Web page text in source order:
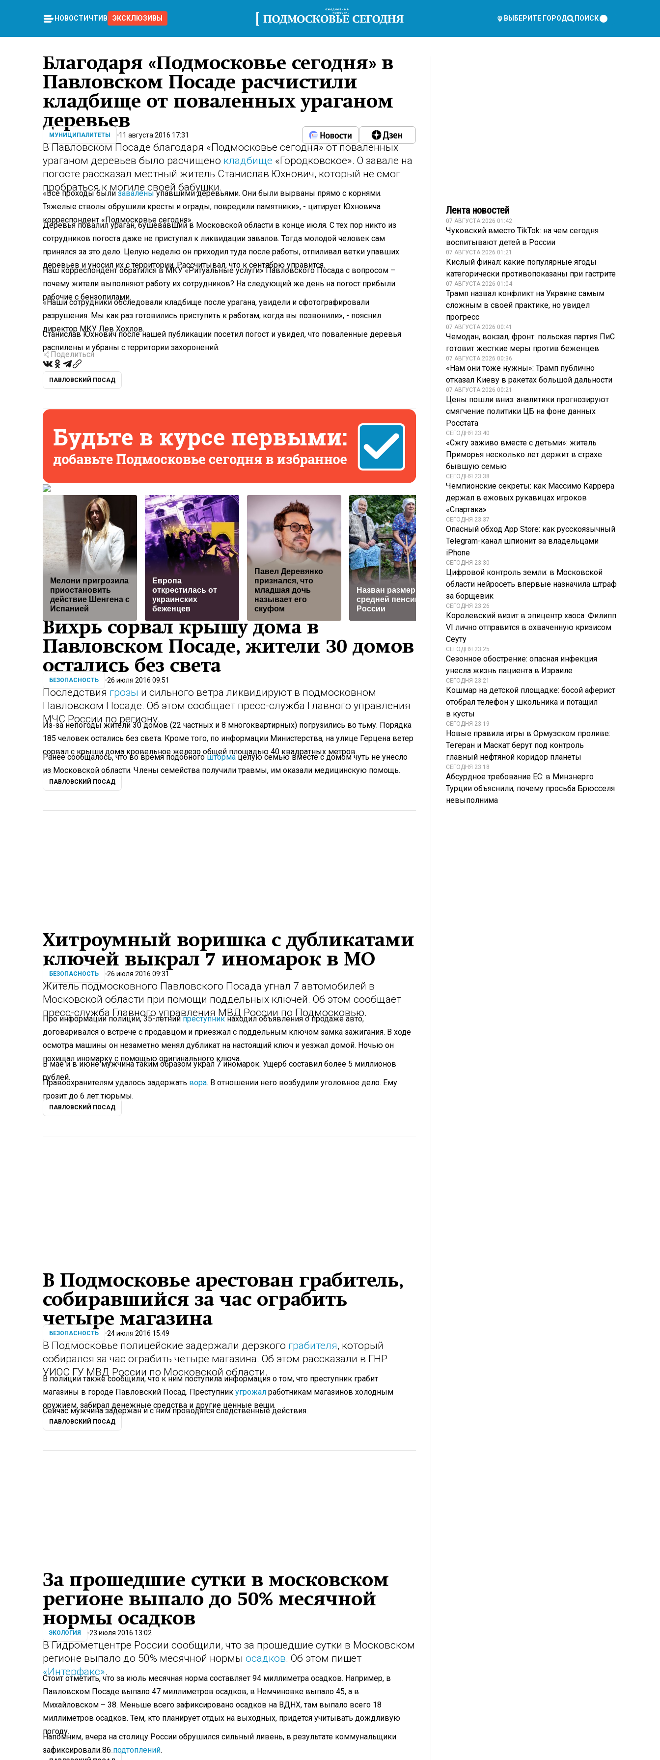
НОВОСТИ ЧТИВО ЭКСКЛЮЗИВЫ ВЫБЕРИТЕ ГОРОД ПОИСК
Благодаря «Подмосковье сегодня» в
Павловском Посаде расчистили
кладбище от поваленных ураганом
деревьев
МУНИЦИПАЛИТЕТЫ 11 августа 2016 17:31
В Павловском Посаде благодаря «Подмосковье сегодня» от поваленных
ураганом деревьев было расчищено кладбище «Городковское». О завале на
погосте рассказал местный житель Станислав Юхнович, который не смог
пробраться к могиле своей бабушки.
«Все проходы былизаваленыупавшими деревьями. Они были вырваны прямо с корнями.
Тяжелые стволы обрушили кресты и ограды, повредили памятники», - цитирует Юхновича
корреспондент «Подмосковье сегодня».
Деревья повалил ураган, бушевавший в Московской области в конце июля. С тех пор никто из
сотрудников погоста даже не приступал к ликвидации завалов. Тогда молодой человек сам
принялся за это дело. Целую неделю он приходил туда после работы, отпиливал ветки упавших
деревьев и уносил их с территории. Рассчитывал, что к сентябрю управится.
Наш корреспондент обратился в МКУ «Ритуальные услуги» Павловского Посада с вопросом –
почему жители выполняют работу их сотрудников? На следующий же день на погост прибыли
рабочие с бензопилами.
«Наши сотрудники обследовали кладбище после урагана, увидели и сфотографировали
разрушения. Мы как раз готовились приступить к работам, когда вы позвонили», - пояснил
директор МКУ Лев Хохлов.
Станислав Юхнович после нашей публикации посетил погост и увидел, что поваленные деревья
распилены и убраны с территории захоронений.
Поделиться
ПАВЛОВСКИЙ ПОСАД
Мелони пригрозила
приостановить
действие Шенгена с
Испанией
Европа
открестилась от
украинских
беженцев
Павел Деревянко
признался, что
младшая дочь
называет его
скуфом
Назван размер
средней пенсии в
России
Может ли
президент
Казахстана помочь
переговорам
Москвы и Киева
Залужный
высказался:
Вихрь сорвал крышу дома в
Павловском Посаде, жители 30 домов
остались без света
БЕЗОПАСНОСТЬ 26 июля 2016 09:51
Последствия грозы и сильного ветра ликвидируют в подмосковном
Павловском Посаде. Об этом сообщает пресс-служба Главного управления
МЧС России по региону.
Из-за непогоды жители 30 домов (22 частных и 8 многоквартирных) погрузились во тьму. Порядка
185 человек остались без света. Кроме того, по информации Министерства, на улице Герцена ветер
сорвал с крыши дома кровельное железо общей площадью 40 квадратных метров.
Ранее сообщалось, что во время подобногоштормацелую семью вместе с домом чуть не унесло
из Московской области. Члены семейства получили травмы, им оказали медицинскую помощь.
ПАВЛОВСКИЙ ПОСАД
Хитроумный воришка с дубликатами
ключей выкрал 7 иномарок в МО
БЕЗОПАСНОСТЬ 26 июля 2016 09:31
Житель подмосковного Павловского Посада угнал 7 автомобилей в
Московской области при помощи поддельных ключей. Об этом сообщает
пресс-служба Главного управления МВД России по Подмосковью.
Про информации полиции, 35-летнийпреступникнаходил объявления о продаже авто,
договаривался о встрече с продавцом и приезжал с поддельным ключом замка зажигания. В ходе
осмотра машины он незаметно менял дубликат на настоящий ключ и уезжал домой. Ночью он
похищал иномарку с помощью оригинального ключа.
В мае и в июне мужчина таким образом украл 7 иномарок. Ущерб составил более 5 миллионов
рублей.
Правоохранителям удалось задержать вора. В отношении него возбудили уголовное дело. Ему
грозит до 6 лет тюрьмы.
ПАВЛОВСКИЙ ПОСАД
В Подмосковье арестован грабитель,
собиравшийся за час ограбить
четыре магазина
БЕЗОПАСНОСТЬ 24 июля 2016 15:49
В Подмосковье полицейские задержали дерзкого грабителя, который
собирался за час ограбить четыре магазина. Об этом рассказали в ГНР
УИОС ГУ МВД России по Московской области.
В полиции также сообщили, что к ним поступила информация о том, что преступник грабит
магазины в городе Павловский Посад. Преступник угрожал работникам магазинов холодным
оружием, забирал денежные средства и другие ценные вещи.
Сейчас мужчина задержан и с ним проводятся следственные действия.
ПАВЛОВСКИЙ ПОСАД
За прошедшие сутки в московском
регионе выпало до 50% месячной
нормы осадков
ЭКОЛОГИЯ 23 июля 2016 13:02
В Гидрометцентре России сообщили, что за прошедшие сутки в Московском
регионе выпало до 50% месячной нормы осадков. Об этом пишет
«Интерфакс».
Стоит отметить, что за июль месячная норма составляет 94 миллиметра осадков. Например, в
Павловском Посаде выпало 47 миллиметров осадков, в Немчиновке выпало 45, а в
Михайловском – 38. Меньше всего зафиксировано осадков на ВДНХ, там выпало всего 18
миллиметров осадков. Тем, кто планирует отдых на выходных, придется учитывать дождливую
погоду.
Напомним, вчера на столицу России обрушился сильный ливень, в результате коммунальщики
зафиксировали 86 подтоплений.
Лента новостей
07 АВГУСТА 2026 01:42
Чуковский вместо TikTok: на чем сегодня
воспитывают детей в России
07 АВГУСТА 2026 01:21
Кислый финал: какие популярные ягоды
категорически противопоказаны при гастрите
07 АВГУСТА 2026 01:04
Трамп назвал конфликт на Украине самым
сложным в своей практике, но увидел
прогресс
07 АВГУСТА 2026 00:41
Чемодан, вокзал, фронт: польская партия ПиС
готовит жесткие меры против беженцев
07 АВГУСТА 2026 00:36
«Нам они тоже нужны»: Трамп публично
отказал Киеву в ракетах большой дальности
07 АВГУСТА 2026 00:21
Цены пошли вниз: аналитики прогнозируют
смягчение политики ЦБ на фоне данных
Росстата
СЕГОДНЯ 23:40
«Сжгу заживо вместе с детьми»: житель
Приморья несколько лет держит в страхе
бывшую семью
СЕГОДНЯ 23:38
Чемпионские секреты: как Массимо Каррера
держал в ежовых рукавицах игроков
«Спартака»
СЕГОДНЯ 23:37
Опасный обход App Store: как русскоязычный
Telegram-канал шпионит за владельцами
iPhone
СЕГОДНЯ 23:30
Цифровой контроль земли: в Московской
области нейросеть впервые назначила штраф
за борщевик
СЕГОДНЯ 23:26
Королевский визит в эпицентр хаоса: Филипп
VI лично отправится в охваченную кризисом
Сеуту
СЕГОДНЯ 23:25
Сезонное обострение: опасная инфекция
унесла жизнь пациента в Израиле
СЕГОДНЯ 23:21
Кошмар на детской площадке: босой аферист
отобрал телефон у школьника и потащил
в кусты
СЕГОДНЯ 23:19
Новые правила игры в Ормузском проливе:
Тегеран и Маскат берут под контроль
главный нефтяной коридор планеты
СЕГОДНЯ 23:18
Абсурдное требование ЕС: в Минэнерго
Турции объяснили, почему просьба Брюсселя
невыполнима